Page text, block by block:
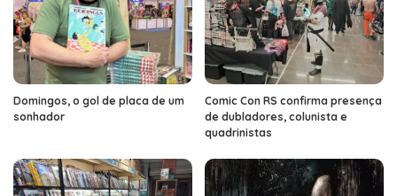
Domingos, o gol de placa de um
sonhador
Comic Con RS confirma presença
de dubladores, colunista e
quadrinistas